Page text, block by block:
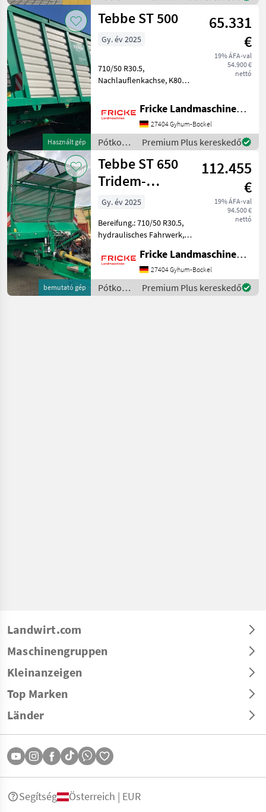
pótkocsik
/ Tebbe
Használt gép
Tebbe ST 500
65.331
€
19% ÁFA-val
54.900 €
nettó
Gy. év 2025
710/50 R30.5,
Nachlauflenkachse, K80
Gelenkwelle,
Druckluftbremse,
mechanischer Stützfuß,
hydraulische
Anhhäckselklappe,
Dosierwalzen Pótkocsik Egy
Fricke Landmaschinen GmbH
27404 Gyhum-Bockel
Pótkocsik
/ Tebbe
Premium Plus kereskedő
bemutató gép
Tebbe ST 650
Tridem-
Silotrailer
112.455
€
19% ÁFA-val
94.500 €
nettó
Gy. év 2025
Bereifung.: 710/50 R30.5,
hydraulisches Fahrwerk,
Gelenkwelle,
Zwangslenkung beidseitig,
hydraulische
Deichselfederung,
Fricke Landmaschinen GmbH
27404 Gyhum-Bockel
Pótkocsik
/ Tebbe
Premium Plus kereskedő
Landwirt.com
Maschinengruppen
Kleinanzeigen
Top Marken
Länder
Segítség Österreich | EUR